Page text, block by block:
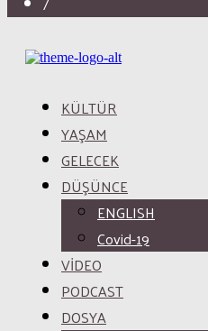
KÜLTÜR
YAŞAM
GELECEK
DÜŞÜNCE
ENGLISH
Covid-19
VİDEO
PODCAST
DOSYA